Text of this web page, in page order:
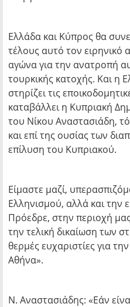
Ελλάδα και Κύπρος θα
τέλους αυτό τον ειρηνικό
αγώνα για την ανατροπή
τουρκικής κατοχής. Και η
στηρίζει τις
καταβάλλει η Κυπριακή
του Νίκου Αναστασιάδη,
και επί της ουσίας των
επίλυση του Κυπριακού.
Είμαστε μαζί,
Ελληνισμού, αλλά και την
Πρόεδρε, στην περιοχή μας
την τελική δικαίωση των
θερμές ευχαριστίες για
Αθήνα».
Ν. Αναστασιάδης: «Εάν